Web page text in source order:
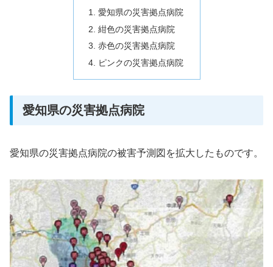
愛知県の災害拠点病院
紺色の災害拠点病院
赤色の災害拠点病院
ピンクの災害拠点病院
愛知県の災害拠点病院
愛知県の災害拠点病院の被害予測図を拡大したものです。